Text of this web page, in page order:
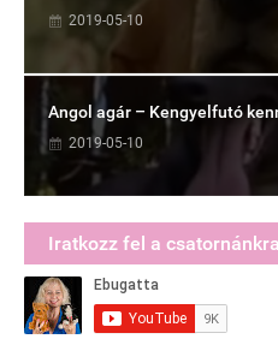
2019-05-10
Angol agár – Kengyelfutó
2019-05-10
Iratkozz fel a